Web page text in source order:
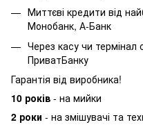
Миттєві кредити від
Монобанк, А-Банк
Через касу чи термінал
ПриватБанку
Гарантія від виробника!
10 років - на мийки
2 роки - на змішувачі та